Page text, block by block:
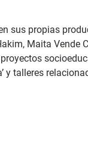
sus propias
Maita Vende
y talleres